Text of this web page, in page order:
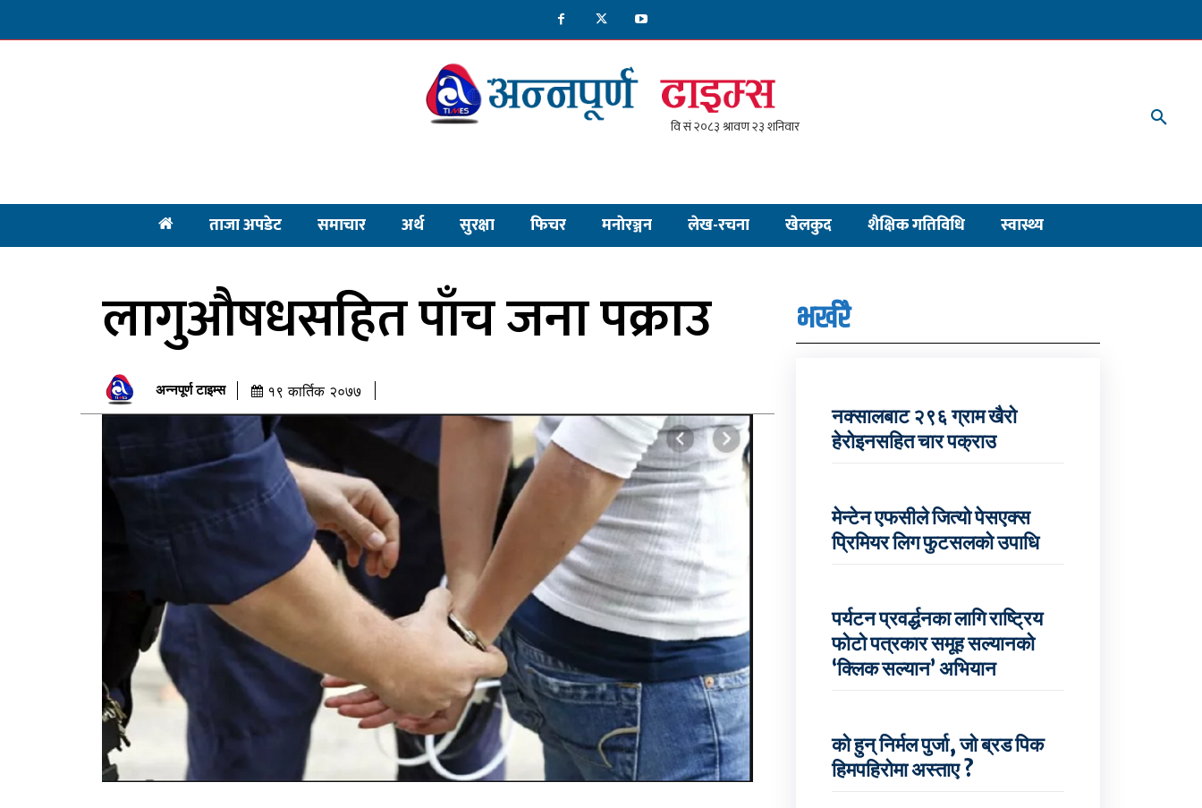
ताजा अपडेट समाचार अर्थ सुरक्षा फिचर मनाेरञ्जन लेख-रचना खेलकुद शैक्षिक गतिविधि स्वास्थ्य
लागुऔषधसहित पाँच जना पक्राउ
अन्नपूर्ण टाइम्स १९ कार्तिक २०७७
भर्खरै
नक्सालबाट २९६ ग्राम खैरो
हेरोइनसहित चार पक्राउ
मेन्टेन एफसीले जित्यो पेसएक्स
प्रिमियर लिग फुटसलको उपाधि
पर्यटन प्रवर्द्धनका लागि राष्ट्रिय
फोटो पत्रकार समूह सल्यानको
‘क्लिक सल्यान’ अभियान
को हुन् निर्मल पुर्जा, जो ब्रड पिक
हिमपहिरोमा अस्ताए ?